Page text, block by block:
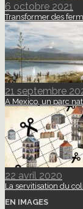
6 octobre 2021
Transformer des
21 septembre
A Mexico, un parc
22 avril 2020
La servitisation du
EN IMAGES